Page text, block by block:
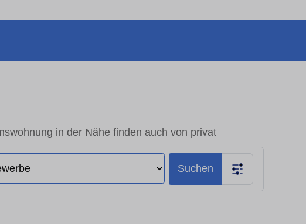
in der Nähe finden auch von privat
Suchen